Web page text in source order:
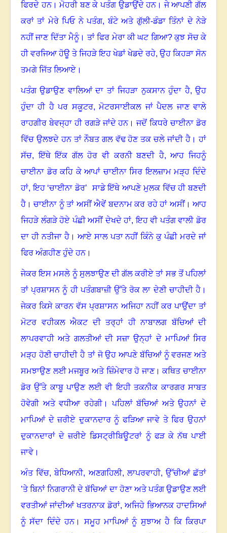
ਫਿਰਦੇ ਹਨ।ਮੋਹਰੀ ਬਣ ਕੇ ਪਤੰਗ ਉਡਾਉਂਦੇ ਹਨ।ਜੇ ਆਪਣੀ ਗੱਲ
ਕਰਾਂ ਤਾਂ ਮੇਰੇ ਪਿਓ ਨੇ ਪਤੰਗ,ਬੰਟੇ ਅਤੇ ਗੁੱਲੀ-ਡੰਡਾ ਤਿੰਨਾਂ ਦੇ ਨੇੜੇ
ਨਹੀਂ ਜਾਣ ਦਿੱਤਾ ਮੈਨੂੰ। ਤਾਂ ਫਿਰ ਮੇਰਾ ਕੀ ਘਟ ਗਿਆ?ਕੁਝ ਸੋਚ ਕੇ
ਹੀ ਵਰਜਿਆ ਹੋਊ ਤੇ ਜਿਹੜੇ ਇਹ ਖੇਡਾਂ ਖੇਡਦੇ ਰਹੇ, ਉਹ ਕਿਹੜਾ ਸੋਨ
ਤਮਗੇ ਜਿੱਤ ਲਿਆਏ ।
ਪਤੰਗ ਉਡਾਉਣ ਵਾਲਿਆਂ ਦਾ ਤਾਂ ਜਿਹੜਾ ਨੁਕਸਾਨ ਹੁੰਦਾ ਹੈ,ਉਹ
ਹੁੰਦਾ ਹੀ ਹੈ ਪਰ ਸਕੂਟਰ,ਮੋਟਰਸਾਈਕਲ ਜਾਂ ਪੈਦਲ ਜਾਣ ਵਾਲੇ
ਰਾਹਗੀਰ ਬੇਵਜ੍ਹਾ ਹੀ ਰਗੜੇ ਜਾਂਦੇ ਹਨ। ਜਦੋਂ ਕਿਧਰੇ ਚਾਈਨਾ ਡੋਰ
ਵਿੱਚ ਉਲਝਦੇ ਹਨ ਤਾਂ ਨੌਬਤ ਗਲ ਵੱਢ ਹੋਣ ਤਕ ਚਲੇ ਜਾਂਦੀ ਹੈ ।ਹਾਂ
ਸੱਚ,ਇੱਥੇ ਇੱਕ ਗੱਲ ਹੋਰ ਵੀ ਕਰਨੀ ਬਣਦੀ ਹੈ,ਆਹ ਜਿਹਨੂੰ
ਚਾਈਨਾ ਡੋਰ ਕਹਿ ਕੇ ਆਪਾਂ ਚਾਈਨਾ ਸਿਰ ਇਲਜ਼ਾਮ ਮੜ੍ਹ ਦਿੰਦੇ
ਹਾਂ,ਇਹ ‘ਚਾਈਨਾ ਡੋਰ’ ਸਾਡੇ ਇੱਥੇ ਆਪਣੇ ਮੁਲਕ ਵਿੱਚ ਹੀ ਬਣਦੀ
ਹੈ ।ਚਾਈਨਾ ਨੂੰ ਤਾਂ ਅਸੀਂ ਐਵੇਂ ਬਦਨਾਮ ਕਰ ਰਹੇ ਹਾਂ ਅਸੀਂ।ਆਹ
ਜਿਹੜੇ ਲੰਗੜੇ ਹੋਏ ਪੰਛੀ ਅਸੀਂ ਦੇਖਦੇ ਹਾਂ, ਇਹ ਵੀ ਪਤੰਗ ਵਾਲੀ ਡੋਰ
ਦਾ ਹੀ ਨਤੀਜਾ ਹੈ। ਆਏ ਸਾਲ ਪਤਾ ਨਹੀਂ ਕਿੰਨੇ ਕੁ ਪੰਛੀ ਮਰਦੇ ਜਾਂ
ਫਿਰ ਅੰਗਹੀਣ ਹੁੰਦੇ ਹਨ।
ਜੇਕਰ ਇਸ ਮਸਲੇ ਨੂੰ ਸੁਲਝਾਉਣ ਦੀ ਗੱਲ ਕਰੀਏ ਤਾਂ ਸਭ ਤੋਂ ਪਹਿਲਾਂ
ਤਾਂ ਪ੍ਰਸ਼ਾਸਨ ਨੂੰ ਹੀ ਪਤੰਗਬਾਜ਼ੀ ਉੱਤੇ ਰੋਕ ਲਾ ਦੇਣੀ ਚਾਹੀਦੀ ਹੈ ।
ਜੇਕਰ ਕਿਸੇ ਕਾਰਨ ਵੱਸ ਪ੍ਰਸ਼ਾਸਨ ਅਜਿਹਾ ਨਹੀਂ ਕਰ ਪਾਉਂਦਾ ਤਾਂ
ਮੋਟਰ ਵਹੀਕਲ ਐਕਟ ਦੀ ਤਰ੍ਹਾਂ ਹੀ ਨਾਬਾਲਗ ਬੱਚਿਆਂ ਦੀ
ਲਾਪਰਵਾਹੀ ਅਤੇ ਗਲਤੀਆਂ ਦੀ ਸਜ਼ਾ ਉਨ੍ਹਾਂ ਦੇ ਮਾਪਿਆਂ ਸਿਰ
ਮੜ੍ਹ ਹੋਣੀ ਚਾਹੀਦੀ ਹੈ ਤਾਂ ਜੋ ਉਹ ਆਪਣੇ ਬੱਚਿਆਂ ਨੂੰ ਵਰਜਣ ਅਤੇ
ਸਮਝਾਉਣ ਲਈ ਮਜਬੂਰ ਅਤੇ ਜ਼ਿੰਮੇਵਾਰ ਹੋ ਜਾਣ।ਕਥਿਤ ਚਾਈਨਾ
ਡੋਰ ਉੱਤੇ ਕਾਬੂ ਪਾਉਣ ਲਈ ਵੀ ਇਹੀ ਤਕਨੀਕ ਕਾਰਗਰ ਸਾਬਤ
ਹੋਵੇਗੀ ਅਤੇ ਵਧੀਆ ਰਹੇਗੀ।ਪਹਿਲਾਂ ਬੱਚਿਆਂ ਅਤੇ ਉਹਨਾਂ ਦੇ
ਮਾਪਿਆਂ ਦੇ ਜ਼ਰੀਏ ਦੁਕਾਨਦਾਰ ਨੂੰ ਫੜਿਆ ਜਾਵੇ ਤੇ ਫਿਰ ਉਹਨਾਂ
ਦੁਕਾਨਦਾਰਾਂ ਦੇ ਜ਼ਰੀਏ ਡਿਸਟ੍ਰੀਬਿਊਟਰਾਂ ਨੂੰ ਫੜ ਕੇ ਨੱਥ ਪਾਈ
ਜਾਵੇ।
ਅੰਤ ਵਿੱਚ, ਬੇਧਿਆਨੀ, ਅਣਗਹਿਲੀ,ਲਾਪਰਵਾਹੀ, ਉੱਚੀਆਂ ਛੱਤਾਂ
’ਤੇ ਬਿਨਾਂ ਨਿਗਰਾਨੀ ਦੇ ਬੱਚਿਆਂ ਦਾ ਹੋਣਾ ਅਤੇ ਪਤੰਗ ਉਡਾਉਣ ਲਈ
ਵਰਤੀਆਂ ਜਾਂਦੀਆਂ ਖਤਰਨਾਕ ਡੋਰਾਂ, ਅਜਿਹੇ ਭਿਆਨਕ ਹਾਦਸਿਆਂ
ਨੂੰ ਸੱਦਾ ਦਿੰਦੇ ਹਨ। ਸਮੂਹ ਮਾਪਿਆਂ ਨੂੰ ਸੁਝਾਅ ਹੈ ਕਿ ਕਿਰਪਾ